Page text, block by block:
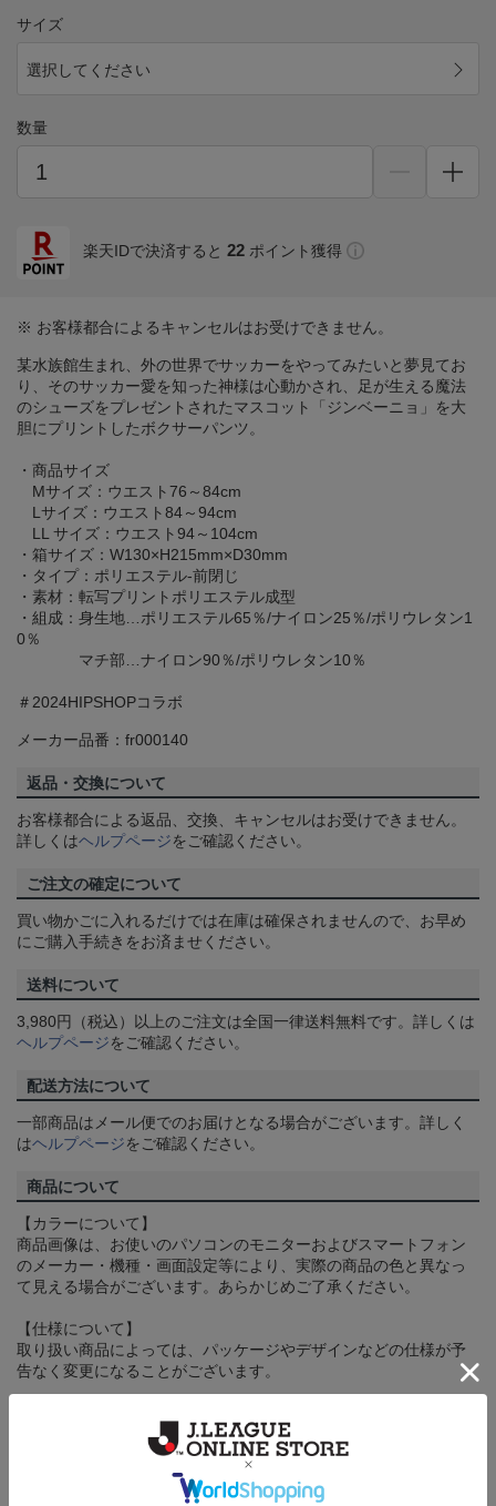
サイズ
選択してください
数量
楽天IDで決済すると 22 ポイント獲得
※ お客様都合によるキャンセルはお受けできません。
某水族館生まれ、外の世界でサッカーをやってみたいと夢見てお
り、そのサッカー愛を知った神様は心動かされ、足が生える魔法
のシューズをプレゼントされたマスコット「ジンベーニョ」を大
胆にプリントしたボクサーパンツ。
・商品サイズ
Mサイズ：ウエスト76～84cm
Lサイズ：ウエスト84～94cm
LL サイズ：ウエスト94～104cm
・箱サイズ：W130×H215mm×D30mm
・タイプ：ポリエステル-前閉じ
・素材：転写プリントポリエステル成型
・組成：身生地…ポリエステル65％/ナイロン25％/ポリウレタン1
0％
マチ部…ナイロン90％/ポリウレタン10％
＃2024HIPSHOPコラボ
メーカー品番：fr000140
返品・交換について
お客様都合による返品、交換、キャンセルはお受けできません。
詳しくはヘルプページをご確認ください。
ご注文の確定について
買い物かごに入れるだけでは在庫は確保されませんので、お早め
にご購入手続きをお済ませください。
送料について
3,980円（税込）以上のご注文は全国一律送料無料です。詳しくは
ヘルプページをご確認ください。
配送方法について
一部商品はメール便でのお届けとなる場合がございます。詳しく
はヘルプページをご確認ください。
商品について
【カラーについて】
商品画像は、お使いのパソコンのモニターおよびスマートフォン
のメーカー・機種・画面設定等により、実際の商品の色と異なっ
て見える場合がございます。あらかじめご了承ください。
【仕様について】
取り扱い商品によっては、パッケージやデザインなどの仕様が予
告なく変更になることがございます。
決済について
ギフト対応について